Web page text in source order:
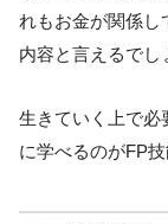
れもお金が関係し
内容と言えるでし
生きていく上で必
に学べるのがFP技